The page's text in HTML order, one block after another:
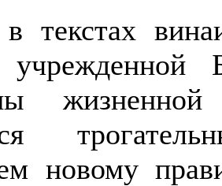
текстах
новому